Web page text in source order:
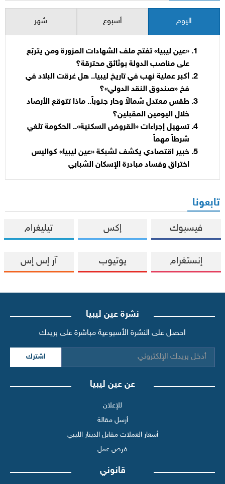
اليوم أسبوع شهر
«عين ليبيا» تفتح ملف الشهادات المزورة ومن يتربّع
على مناصب الدولة بوثائق محترقة؟
أكبر عملية نهب في تاريخ ليبيا.. هل غرقت البلاد في
فخ «صندوق النقد الدولي»؟
طقس معتدل شمالاً وحار جنوباً.. ماذا تتوقع الأرصاد
خلال اليومين المقبلين؟
تسهيل إجراءات «القروض السكنية».. الحكومة تلغي
شرطاً مهماً
خبير اقتصادي يكشف لشبكة «عين ليبيا» كواليس
اختراق وفساد مبادرة الإسكان الشبابي
تابعونا
فيسبوك إكس تيليغرام
إنستغرام يوتيوب آر إس إس
نشرة عين ليبيا
احصل على النشرة الأسبوعية مباشرة على بريدك
اشترك
عن عين ليبيا
للإعلان
أرسل مقالة
أسعار العملات مقابل الدينار الليبي
فرص عمل
قانوني